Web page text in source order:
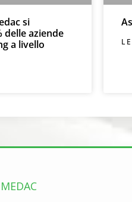
si
delle aziende
a livello
MEDAC